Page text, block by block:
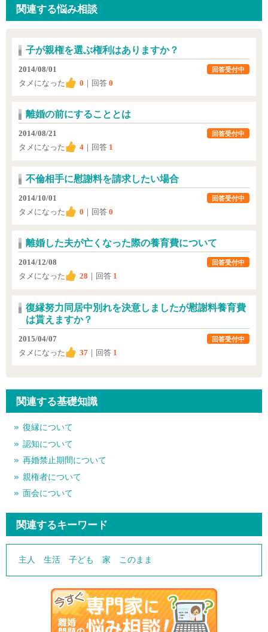
関連する悩み相談
子が親権を選ぶ権利はありますか？
2014/08/01
タメになった
0 ｜回答 0
回答受付中
離婚の前にすることとは
2014/08/21
タメになった
4 ｜回答 1
回答受付中
不倫相手に慰謝料を請求したい場合
2014/10/01
タメになった
0 ｜回答 0
回答受付中
離婚した夫が亡くなった際の養育費について
2014/12/08
タメになった
28 ｜回答 1
回答受付中
復縁努力同居中別れを決意しましたが慰謝料養育費
は貰えますか？
2015/04/07
タメになった
37 ｜回答 1
回答受付中
関連する基礎知識
復縁について
認知について
再婚禁止期間について
親権者について
面会について
関連するキーワード
主人 生活 子ども 家 このまま